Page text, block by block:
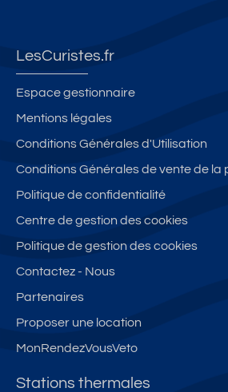
LesCuristes.fr
Espace gestionnaire
Mentions légales
Conditions Générales d'Utilisation
Conditions Générales de vente de
Politique de confidentialité
Centre de gestion des cookies
Politique de gestion des cookies
Contactez - Nous
Partenaires
Proposer une location
MonRendezVousVeto
Stations thermales